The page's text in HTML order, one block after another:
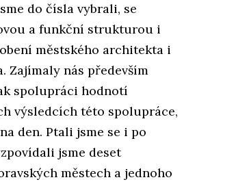
do čísla vybrali, se
a funkční strukturou i
městského architekta i
Zajímaly nás především
spolupráci hodnotí
výsledcích této spolupráce,
den. Ptali jsme se i po
jsme deset
městech a jednoho